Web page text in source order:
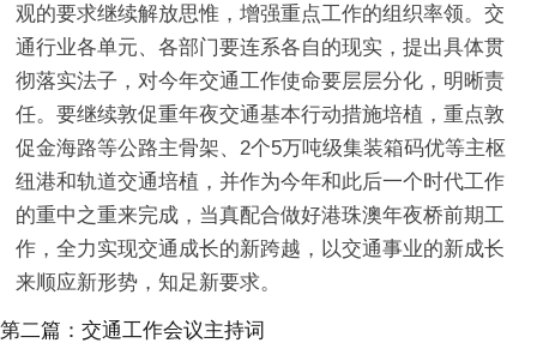
观的要求继续解放思惟，增强重点工作的组织率领。交
通行业各单元、各部门要连系各自的现实，提出具体贯
彻落实法子，对今年交通工作使命要层层分化，明晰责
任。要继续敦促重年夜交通基本行动措施培植，重点敦
促金海路等公路主骨架、2个5万吨级集装箱码优等主枢
纽港和轨道交通培植，并作为今年和此后一个时代工作
的重中之重来完成，当真配合做好港珠澳年夜桥前期工
作，全力实现交通成长的新跨越，以交通事业的新成长
来顺应新形势，知足新要求。
第二篇：交通工作会议主持词